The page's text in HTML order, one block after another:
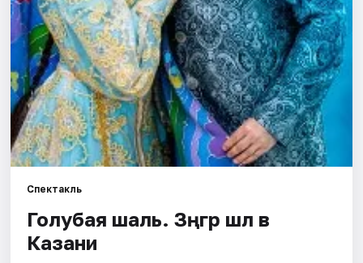
Рейтинги
Спектакль
Голубая шаль. Зәңгәр шәл в
Казани